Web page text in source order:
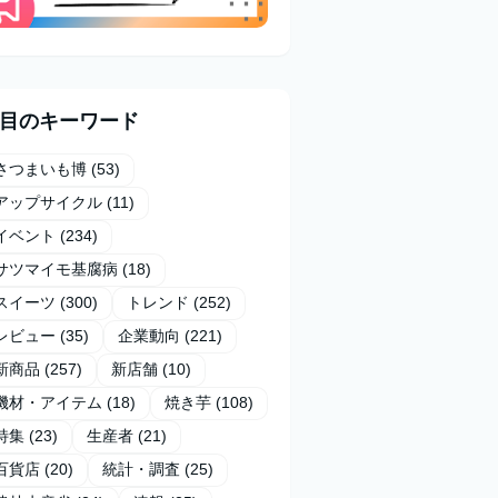
のキーワード
つまいも博 (53)
ップサイクル (11)
ベント (234)
ツマイモ基腐病 (18)
イーツ (300) トレンド (252)
ビュー (35) 企業動向 (221)
商品 (257) 新店舗 (10)
材・アイテム (18) 焼き芋 (108)
集 (23) 生産者 (21)
貨店 (20) 統計・調査 (25)